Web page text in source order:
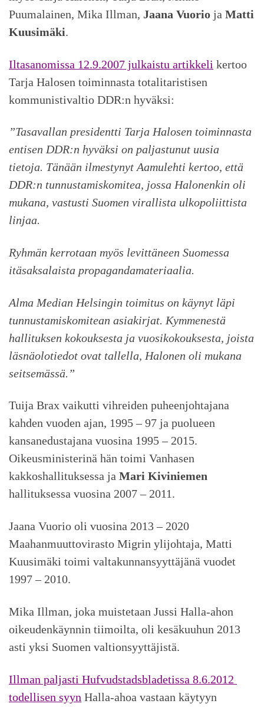
Puumalainen, Mika Illman, Jaana Vuorio ja Matti
Kuusimäki.
Iltasanomissa 12.9.2007 julkaistu artikkeli kertoo
Tarja Halosen toiminnasta totalitaristisen
kommunistivaltio DDR:n hyväksi:
”Tasavallan presidentti Tarja Halosen toiminnasta
entisen DDR:n hyväksi on paljastunut uusia
tietoja. Tänään ilmestynyt Aamulehti kertoo, että
DDR:n tunnustamiskomitea, jossa Halonenkin oli
mukana, vastusti Suomen virallista ulkopoliittista
linjaa.
Ryhmän kerrotaan myös levittäneen Suomessa
itäsaksalaista propagandamateriaalia.
Alma Median Helsingin toimitus on käynyt läpi
tunnustamiskomitean asiakirjat. Kymmenestä
hallituksen kokouksesta ja vuosikokouksesta, joista
läsnäolotiedot ovat tallella, Halonen oli mukana
seitsemässä.”
Tuija Brax vaikutti vihreiden puheenjohtajana
kahden vuoden ajan, 1995 – 97 ja puolueen
kansanedustajana vuosina 1995 – 2015.
Oikeusministerinä hän toimi Vanhasen
kakkoshallituksessa ja Mari Kiviniemen
hallituksessa vuosina 2007 – 2011.
Jaana Vuorio oli vuosina 2013 – 2020
Maahanmuuttovirasto Migrin ylijohtaja, Matti
Kuusimäki toimi valtakunnansyyttäjänä vuodet
1997 – 2010.
Mika Illman, joka muistetaan Jussi Halla-ahon
oikeudenkäynnin tiimoilta, oli kesäkuuhun 2013
asti yksi Suomen valtionsyyttäjistä.
Illman paljasti Hufvudstadsbladetissa 8.6.2012
todellisen syyn Halla-ahoa vastaan käytyyn